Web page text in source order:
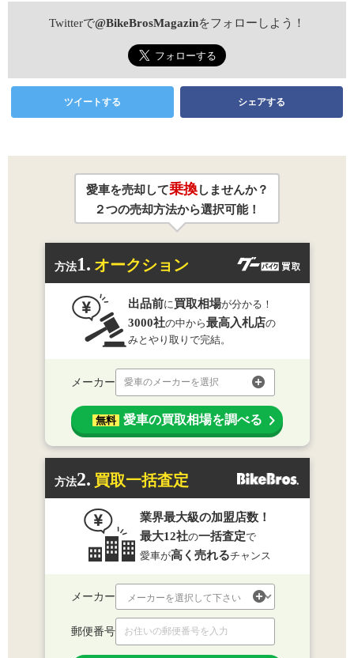
Twitterで@BikeBrosMagazinをフォローしよう！
ツイートする シェアする
愛車を売却して乗換しませんか？
２つの売却方法から選択可能！
方法1. オークション
出品前に買取相場が分かる！
3000社の中から最高入札店の
みとやり取りで完結。
メーカー 愛車のメーカーを選択
無料 愛車の買取相場を調べる
方法2. 買取一括査定
業界最大級の加盟店数！
最大12社の一括査定で
愛車が高く売れるチャンス
メーカー
郵便番号